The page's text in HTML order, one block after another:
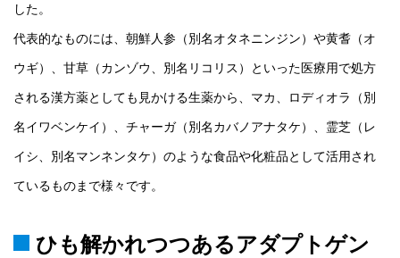
した。
代表的なものには、朝鮮人参（別名オタネニンジン）や黄耆（オ
ウギ）、甘草（カンゾウ、別名リコリス）といった医療用で処方
される漢方薬としても見かける生薬から、マカ、ロディオラ（別
名イワベンケイ）、チャーガ（別名カバノアナタケ）、霊芝（レ
イシ、別名マンネンタケ）のような食品や化粧品として活用され
ているものまで様々です。
ひも解かれつつあるアダプトゲン